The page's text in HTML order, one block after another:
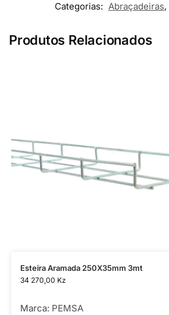
Categorias: Abraçadeiras,
Produtos Relacionados
Esteira Aramada 250X35mm 3mt
34 270,00 Kz
Marca: PEMSA